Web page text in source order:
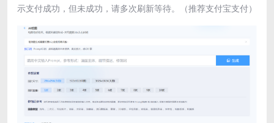
示支付成功，但未成功，请多次刷新等待。（推荐支付宝支付）